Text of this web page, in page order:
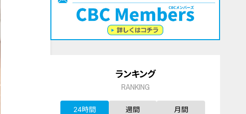
ランキング
RANKING
24時間 週間 月間